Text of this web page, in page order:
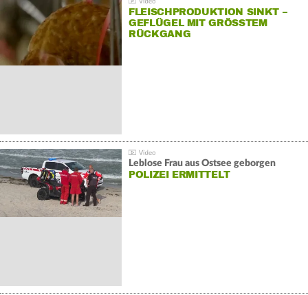
FLEISCHPRODUKTION SINKT –
GEFLÜGEL MIT GRÖSSTEM R
ÜCKGANG
Leblose Frau aus Ostsee geborgen
POLIZEI ERMITTELT